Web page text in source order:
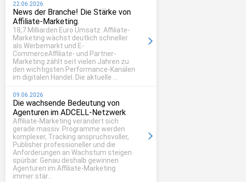
22.06.2026
News der Branche! Die Stärke von
Affiliate-Marketing.
18,7 Milliarden Euro Umsatz: Affiliate-
Marketing wächst deutlich schneller
als Werbemarkt und E-
CommerceAffiliate- und Partner-
Marketing zählt seit vielen Jahren zu
den wichtigsten Performance-Kanälen
im digitalen Handel. Die aktuelle ...
09.06.2026
Die wachsende Bedeutung von
Agenturen im ADCELL-Netzwerk
Affiliate-Marketing verändert sich
gerade massiv. Programme werden
komplexer, Tracking anspruchsvoller,
Publisher professioneller und die
Anforderungen an Wachstum steigen
spürbar. Genau deshalb gewinnen
Agenturen im Affiliate-Marketing
immer stär...